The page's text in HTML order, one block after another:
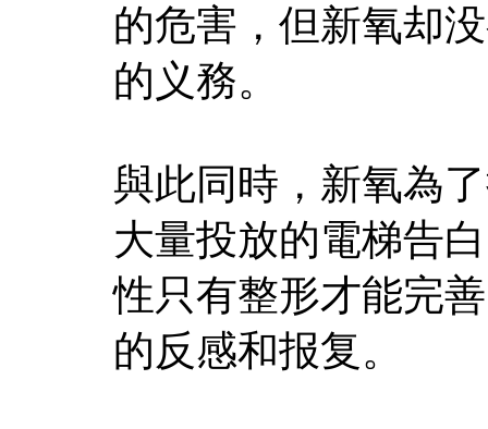
的危害，但新氧却
的义務。
與此同時，新氧為
大量投放的電梯告
性只有整形才能完
的反感和报复。